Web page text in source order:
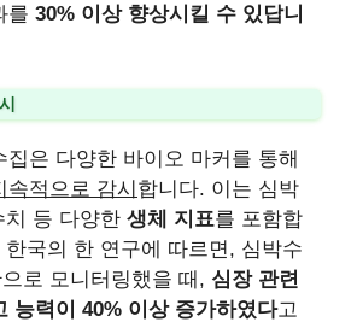
를 30% 이상 향상시킬 수 있답니
집은 다양한 바이오 마커를 통해
속적으로 감시 합니다. 이는 심박
등 다양한 생체 지표를 포함합
국의 한 연구에 따르면, 심박수
로 모니터링했을 때, 심장 관련
능력이 40% 이상 증가하였다고